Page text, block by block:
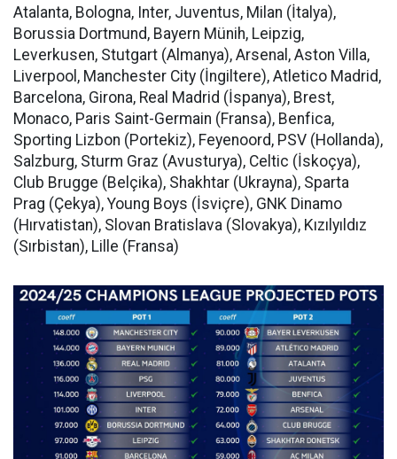
Atalanta, Bologna, Inter, Juventus, Milan (İtalya),
Borussia Dortmund, Bayern Münih, Leipzig,
Leverkusen, Stutgart (Almanya), Arsenal, Aston Villa,
Liverpool, Manchester City (İngiltere), Atletico Madrid,
Barcelona, Girona, Real Madrid (İspanya), Brest,
Monaco, Paris Saint-Germain (Fransa), Benfica,
Sporting Lizbon (Portekiz), Feyenoord, PSV (Hollanda),
Salzburg, Sturm Graz (Avusturya), Celtic (İskoçya),
Club Brugge (Belçika), Shakhtar (Ukrayna), Sparta
Prag (Çekya), Young Boys (İsviçre), GNK Dinamo
(Hırvatistan), Slovan Bratislava (Slovakya), Kızılyıldız
(Sırbistan), Lille (Fransa)